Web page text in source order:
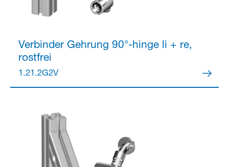
VerbinderGehrung 90°-hinge li + re,
rostfrei
1.21.2G2V